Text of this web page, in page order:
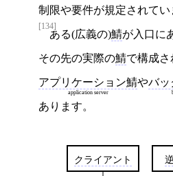
制限や要件が規定されてい
[134]
ある(広義の)鯖が入口に
その先の実際の鯖で構成
アプリケーション鯖
application server
やバッ
あります。
クライアント